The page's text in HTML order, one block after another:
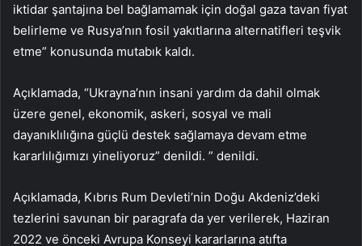
iktidar şantajına bel bağlamamak için doğal gaza tavan fiyat
belirleme ve Rusya’nın fosil yakıtlarına alternatifleri teşvik
etme” konusunda mutabık kaldı.
Açıklamada, “Ukrayna’nın insani yardım da dahil olmak
üzere genel, ekonomik, askeri, sosyal ve mali
dayanıklılığına güçlü destek sağlamaya devam etme
kararlılığımızı yineliyoruz” denildi. ” denildi.
Açıklamada, Kıbrıs Rum Devleti’nin Doğu Akdeniz’deki
tezlerini savunan bir paragrafa da yer verilerek, Haziran
2022 ve önceki Avrupa Konseyi kararlarına atıfta